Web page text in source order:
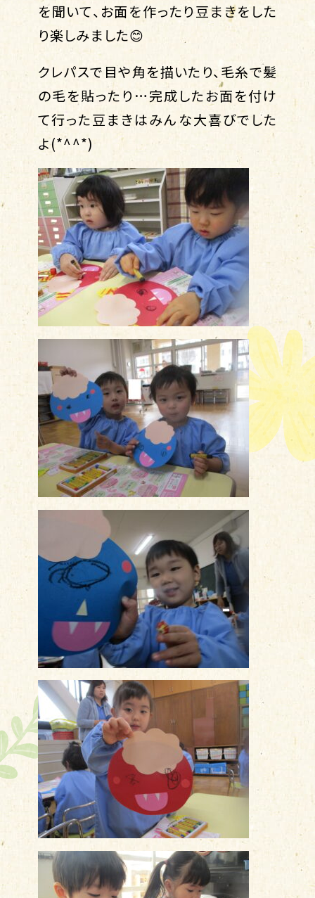
を聞いて、お面を作ったり豆まきをした
り楽しみました😊
クレパスで目や角を描いたり、毛糸で髪
の毛を貼ったり…完成したお面を付け
て行った豆まきはみんな大喜びでした
よ(*^^*)